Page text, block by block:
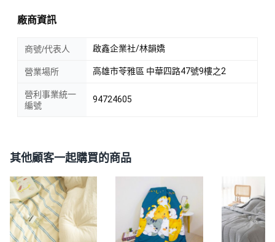
廠商資訊
商號/代表人 啟鑫企業社/林韻嬌
營業場所 高雄市苓雅區 中華四路47號9樓之2
營利事業統一
編號
94724605
其他顧客一起購買的商品